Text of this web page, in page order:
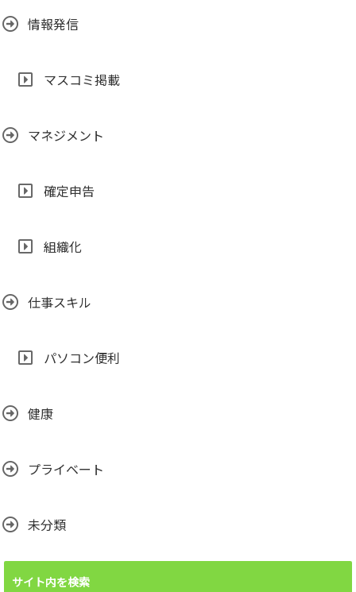
情報発信
マスコミ掲載
マネジメント
確定申告
組織化
仕事スキル
パソコン便利
健康
プライベート
未分類
サイト内を検索